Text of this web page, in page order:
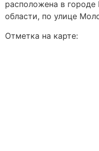
расположена в
области, по улице
Отметка на карте: